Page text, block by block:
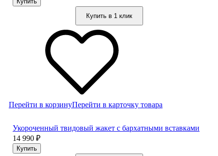
Купить в 1 клик
Перейти в корзинуПерейти в карточку товара
Укороченный твидовый жакет с бархатными вставками
14 990 ₽